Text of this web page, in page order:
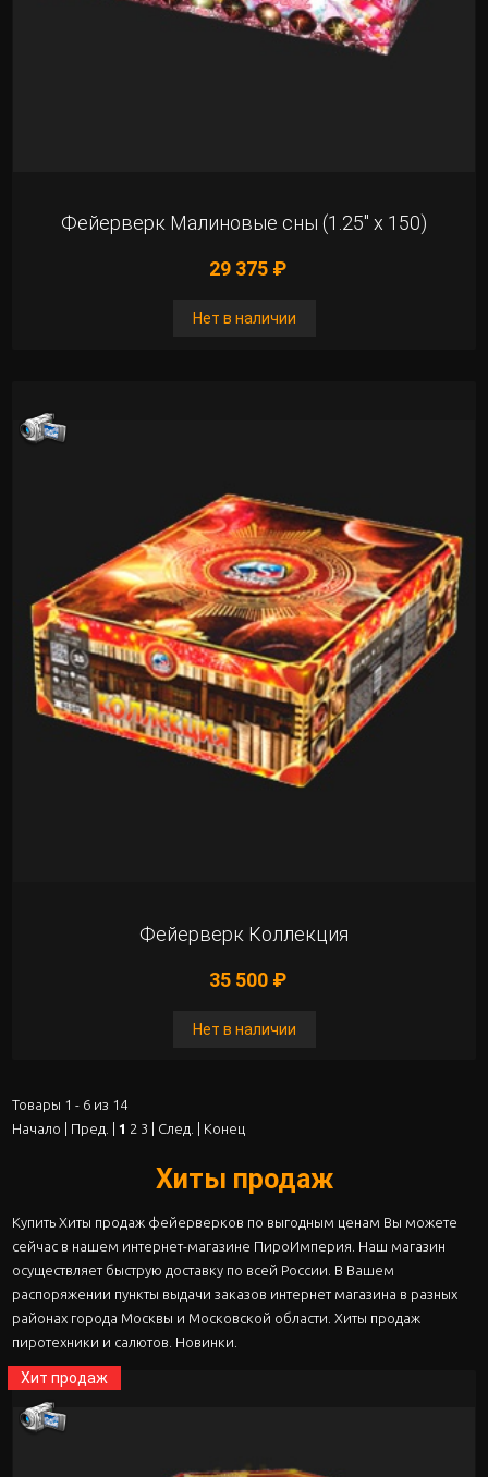
Фейерверк Малиновые сны (1.25" х 150)
29 375 ₽
Нет в наличии
Фейерверк Коллекция
35 500 ₽
Нет в наличии
Товары 1 - 6 из 14
Начало | Пред. |1 2 3 След. Конец
Хиты продаж
Купить Хиты продаж фейерверков по выгодным ценам Вы можете
сейчас в нашем интернет-магазине ПироИмперия. Наш магазин
осуществляет быструю доставку по всей России. В Вашем
распоряжении пункты выдачи заказов интернет магазина в разных
районах города Москвы и Московской области. Хиты продаж
пиротехники и салютов. Новинки.
Хит продаж